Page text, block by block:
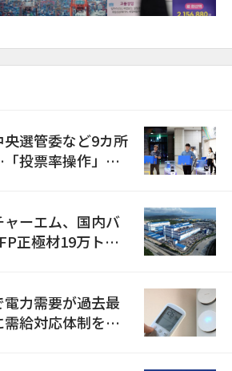
選管委など9カ所
投票率操作」の
ーエム、国内バ
正極材19万トン
力需要が過去最
給対応体制を点